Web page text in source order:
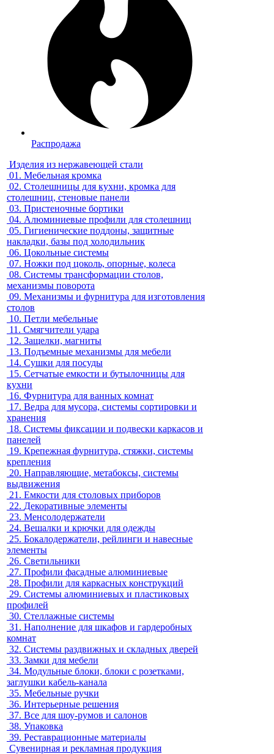
Распродажа
Изделия из нержавеющей стали
01. Мебельная кромка
02. Столешницы для кухни, кромка для
столешниц, стеновые панели
03. Пристеночные бортики
04. Алюминиевые профили для столешниц
05. Гигиенические поддоны, защитные
накладки, базы под холодильник
06. Цокольные системы
07. Ножки под цоколь, опорные, колеса
08. Системы трансформации столов,
механизмы поворота
09. Механизмы и фурнитура для изготовления
столов
10. Петли мебельные
11. Смягчители удара
12. Защелки, магниты
13. Подъемные механизмы для мебели
14. Сушки для посуды
15. Сетчатые емкости и бутылочницы для
кухни
16. Фурнитура для ванных комнат
17. Ведра для мусора, системы сортировки и
хранения
18. Системы фиксации и подвески каркасов и
панелей
19. Крепежная фурнитура, стяжки, системы
крепления
20. Направляющие, метабоксы, системы
выдвижения
21. Емкости для столовых приборов
22. Декоративные элементы
23. Менсолодержатели
24. Вешалки и крючки для одежды
25. Бокалодержатели, рейлинги и навесные
элементы
26. Светильники
27. Профили фасадные алюминиевые
28. Профили для каркасных конструкций
29. Системы алюминиевых и пластиковых
профилей
30. Стеллажные системы
31. Наполнение для шкафов и гардеробных
комнат
32. Системы раздвижных и складных дверей
33. Замки для мебели
34. Модульные блоки, блоки с розетками,
заглушки кабель-канала
35. Мебельные ручки
36. Интерьерные решения
37. Все для шоу-румов и салонов
38. Упаковка
39. Реставрационные материалы
Сувенирная и рекламная продукция